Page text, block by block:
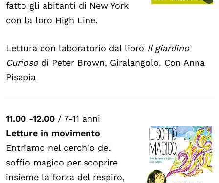
fatto gli abitanti di New York
con la loro High Line.
Lettura con laboratorio dal libro Il giardino
Curioso di Peter Brown, Giralangolo. Con Anna
Pisapia
11.00 -12.00 / 7-11 anni
Letture in movimento
Entriamo nel cerchio del
soffio magico per scoprire
insieme la forza del respiro,